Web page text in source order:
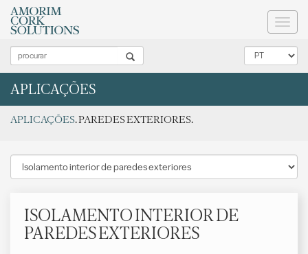
APLICAÇÕES
APLICAÇÕES. PAREDES EXTERIORES.
ISOLAMENTO INTERIOR DE
PAREDES EXTERIORES